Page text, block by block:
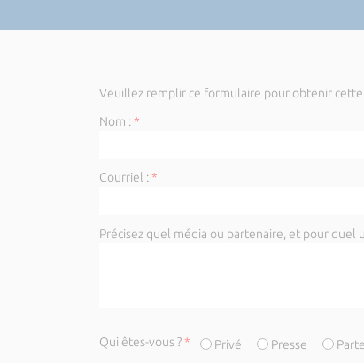
Veuillez remplir ce formulaire pour obtenir
Nom :*
Courriel :*
Précisez quel média ou partenaire, et pour quel
Qui êtes-vous ?* Privé Presse